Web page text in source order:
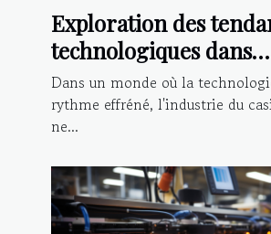
Exploration des
technologiques dans
l'industrie du casino
Dans un monde où la
rythme effréné, l'industrie du
ne...